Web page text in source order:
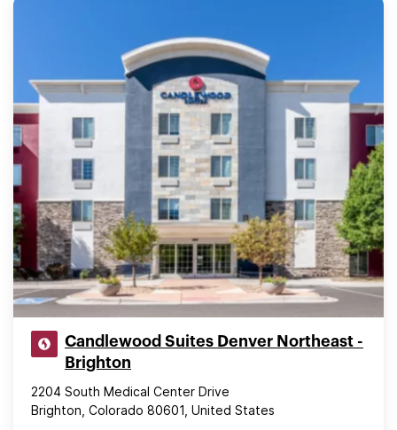
Candlewood Suites Denver Northeast -
Brighton
2204 South Medical Center Drive
Brighton, Colorado 80601, United States